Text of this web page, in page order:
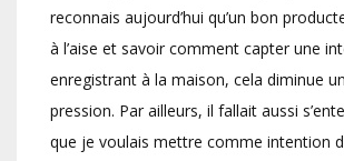
reconnais aujourd’hui qu’un bon
à l’aise et savoir comment capter une
enregistrant à la maison, cela diminue
pression. Par ailleurs, il fallait aussi
que je voulais mettre comme intention